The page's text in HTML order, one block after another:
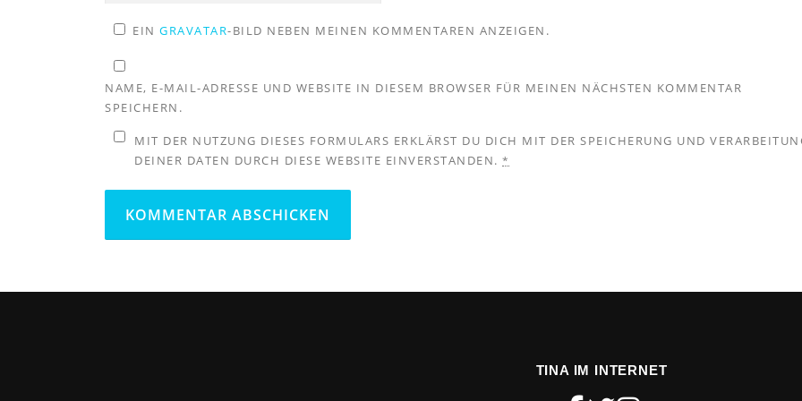
EINGRAVATAR-BILD NEBEN MEINEN KOMMENTAREN ANZEIGEN.
NAME, E-MAIL-ADRESSE UND WEBSITE IN DIESEM BROWSER FÜR MEINEN NÄCHSTEN KOMMENTAR
SPEICHERN.
MIT DER NUTZUNG DIESES FORMULARS ERKLÄRST DU DICH MIT DER SPEICHERUNG UND
DEINER DATEN DURCH DIESE WEBSITE EINVERSTANDEN. *
TINA IM INTERNET